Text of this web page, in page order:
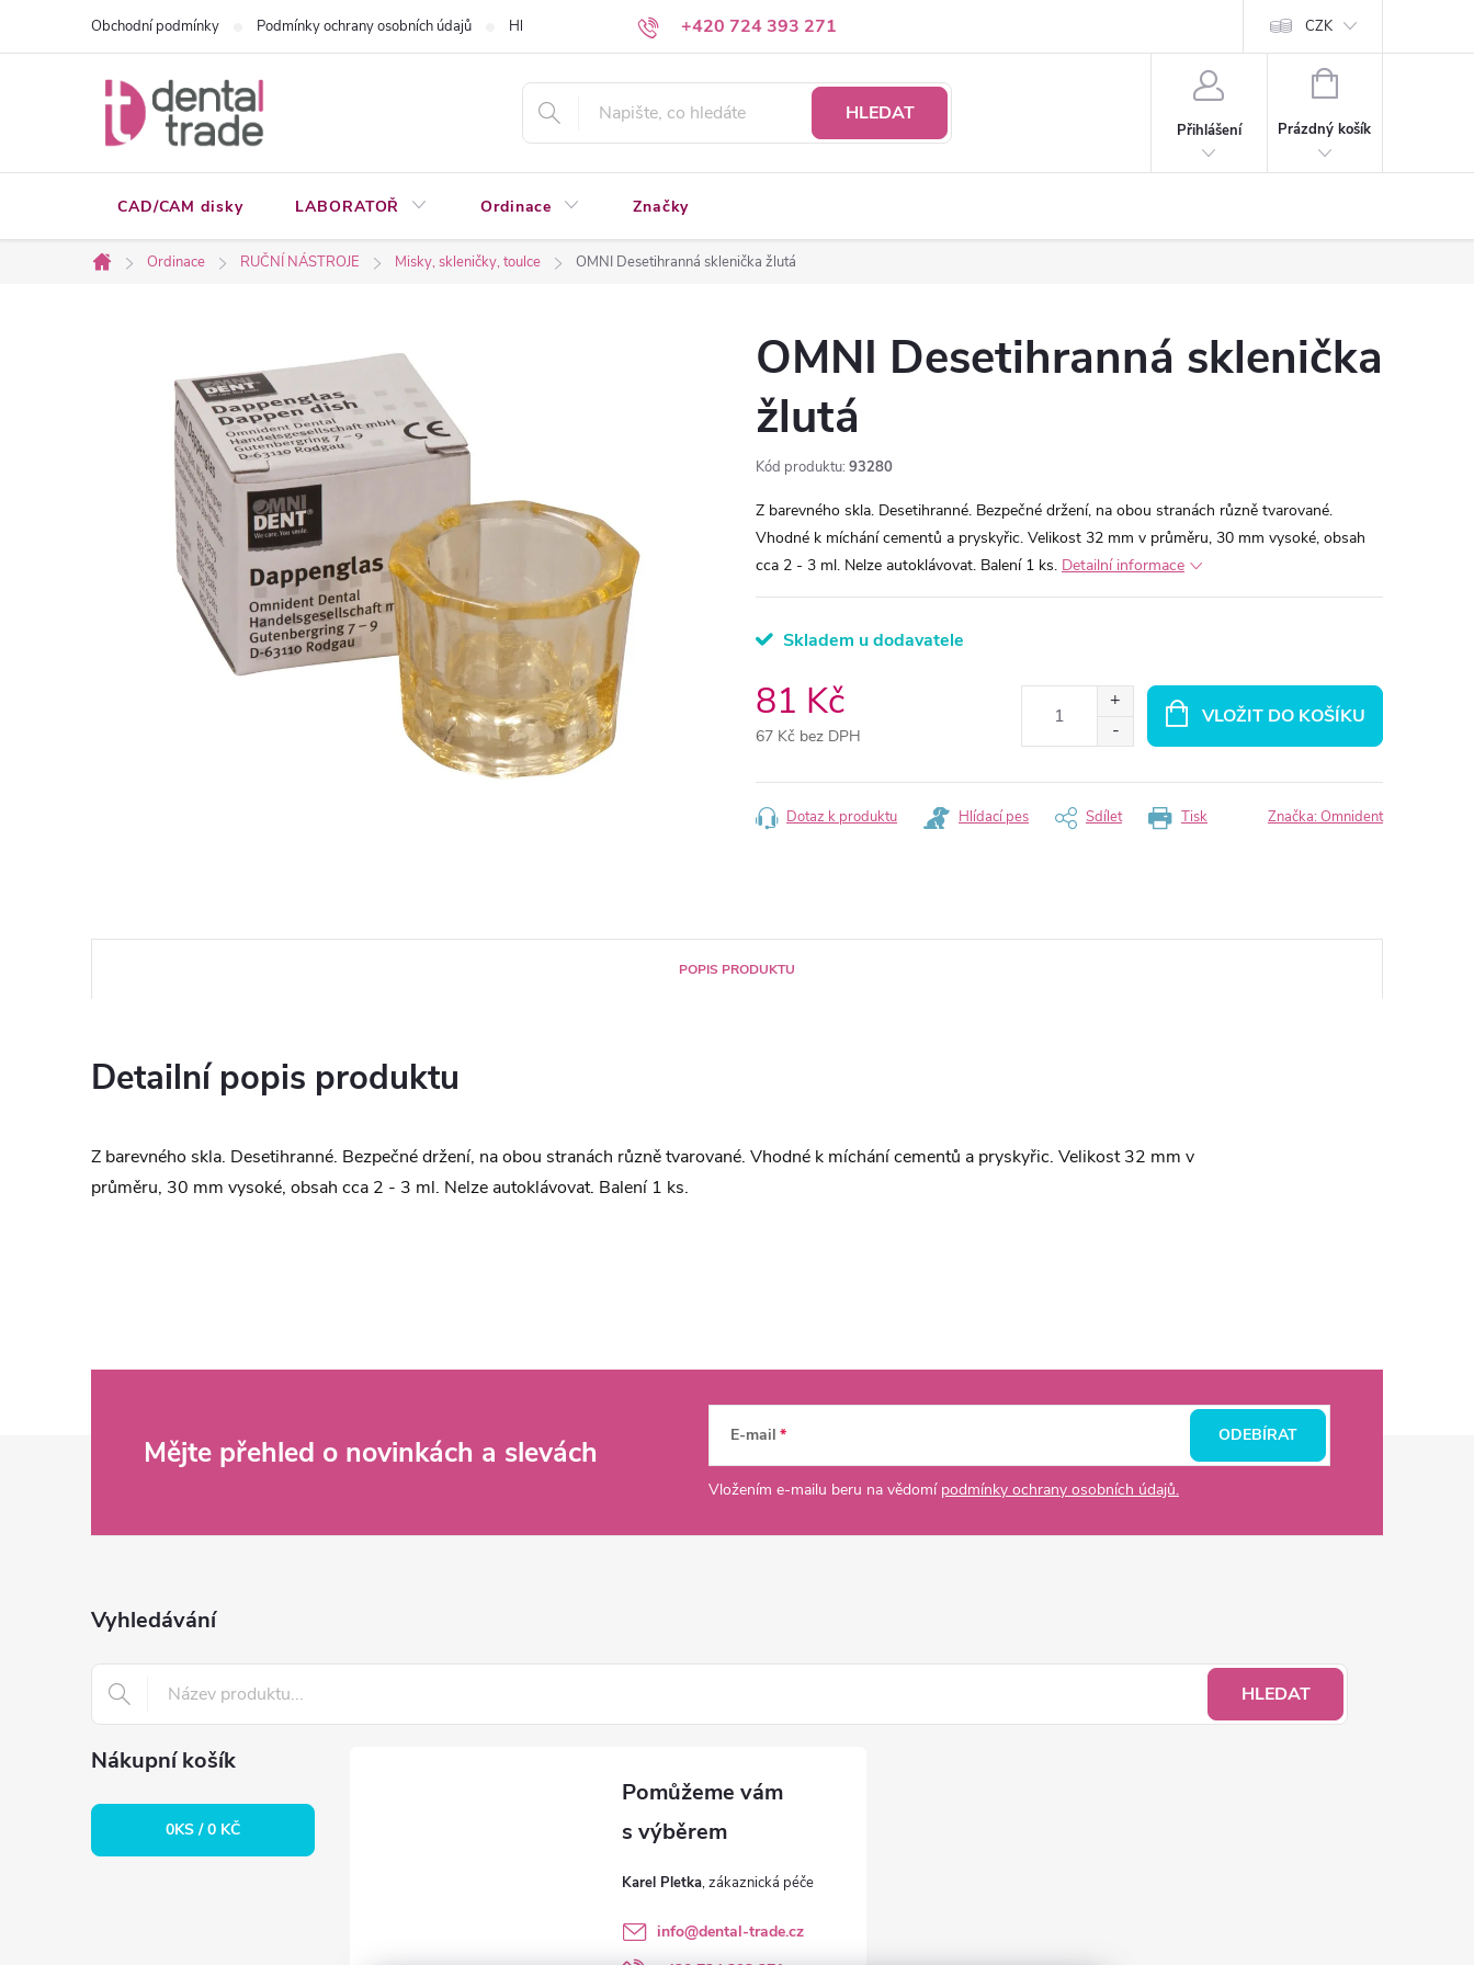
+420 724 393 271
Obchodní podmínky Podmínky ochrany osobních údajů Hledáte a nenacházíte? Napište nám CZK
HLEDAT
Přihlášení
NÁKUPNÍ
Prázdný košík
CAD/CAM disky LABORATOŘ Ordinace Značky
Domů
Ordinace RUČNÍ NÁSTROJE Misky, skleničky, toulce OMNI Desetihranná sklenička žlutá
OMNI Desetihranná sklenička
žlutá
Kód produktu: 93280
Z barevného skla. Desetihranné. Bezpečné držení, na obou stranách různě tvarované.
Vhodné k míchání cementů a pryskyřic. Velikost 32 mm v průměru, 30 mm vysoké, obsah
cca 2 - 3 ml. Nelze autoklávovat. Balení 1 ks. Detailní informace
Skladem u dodavatele
81 Kč
67 Kč bez DPH
cena:
VLOŽIT DO KOŠÍKU
Tisk
Dotaz k produktu Hlídací pes Sdílet Značka: Omnident
POPIS PRODUKTU
Detailní popis produktu
Z barevného skla. Desetihranné. Bezpečné držení, na obou stranách různě tvarované. Vhodné k míchání cementů a pryskyřic. Velikost 32 mm v
průměru, 30 mm vysoké, obsah cca 2 - 3 ml. Nelze autoklávovat. Balení 1 ks.
Mějte přehled o novinkách a slevách E-mail
Vložením e-mailu beru na vědomí podmínky ochrany osobních údajů.
ODEBÍRAT
Vyhledávání
HLEDAT
Nákupní košík
0KS /0 KČ
Karel Pletka
info@dental-trade.cz